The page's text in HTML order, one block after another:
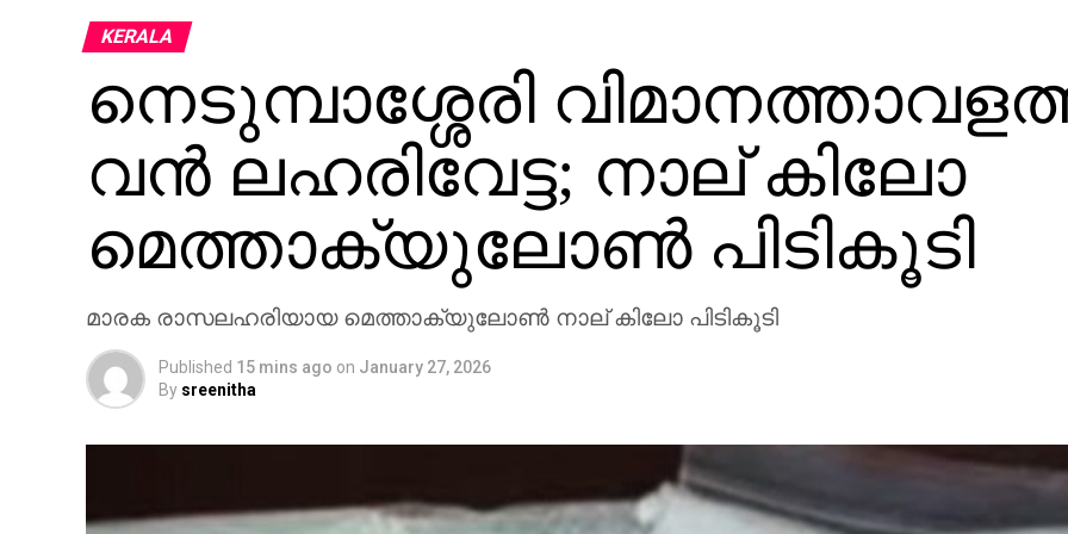
KERALA
നെടുമ്പാശ്ശേരി
വൻ ലഹരിവേട്ട; നാല് കിലോ
മെത്താക്യുലോൺ പിടികൂടി
മാരക രാസലഹരിയായ മെത്താക്യുലോൺ നാല് കിലോ പിടികൂടി
Published 15 mins ago on January 27, 2026
By sreenitha